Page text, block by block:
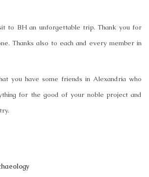
to BH an unforgettable trip. Thank you for
Thanks also to each and every member in
you have some friends in Alexandria who
for the good of your noble project and